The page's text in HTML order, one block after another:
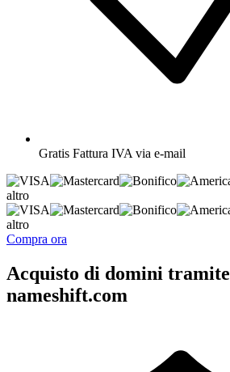
Gratis Fattura IVA via e-mail
altro
altro
Compra ora
Acquisto di domini tramite
nameshift.com